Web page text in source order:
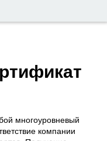
многоуровневый
компании